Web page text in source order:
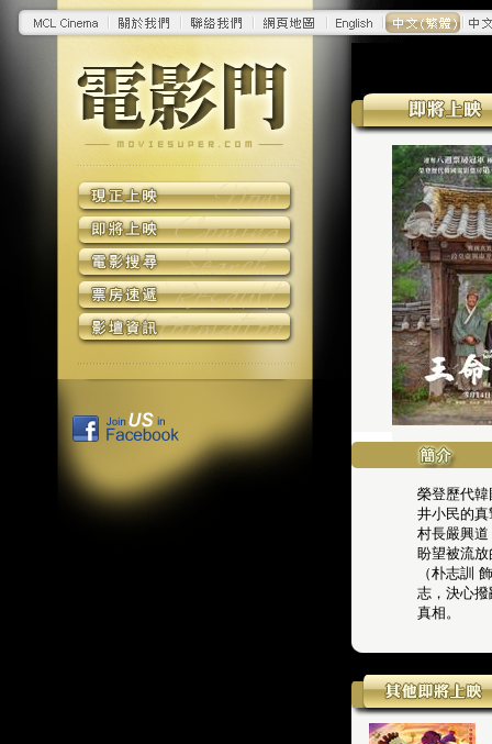
榮登歷代
井小民的
村長嚴興
盼望被流
（朴志訓
志，決心
真相。